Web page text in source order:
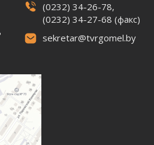
(0232) 34-26-78,
(0232) 34-27-68 (факс)
sekretar@tvrgomel.by